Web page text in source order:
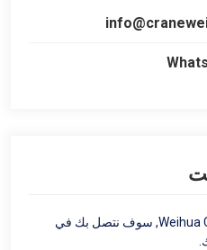
اترك رسالة عبر الإنترنت لـ Weihua Crane, سوف نتصل بك في